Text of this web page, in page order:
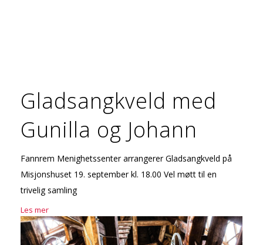
Gladsangkveld med
Gunilla og Johann
Fannrem Menighetssenter arrangerer Gladsangkveld på
Misjonshuset 19. september kl. 18.00 Vel møtt til en
trivelig samling
Les mer